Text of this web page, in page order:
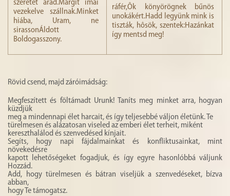
szeretet árad.Margit imái
vezekelve szállnak.Minket
hiába, Uram, ne
sirassonÁldott
Boldogasszony.
ráfér,Ôk könyörögnek bűnös
unokákért.Hadd legyünk mink is
tiszták, hôsök, szentek:Hazánkat
így mentsd meg!
Rövid csend, majd záróimádság:
Megfeszített és föltámadt Urunk! Taníts meg minket arra, hogyan
küzdjük
meg a mindennapi élet harcait, és így teljesebbé váljon életünk. Te
türelmesen és alázatosan viseled az emberi élet terheit, miként
kereszthalálod és szenvedésed kínjait.
Segíts, hogy napi fájdalmainkat és konfliktusainkat, mint
növekedésre
kapott lehetőségeket fogadjuk, és így egyre hasonlóbbá váljunk
Hozzád.
Add, hogy türelmesen és bátran viseljük a szenvedéseket, bízva
abban,
hogy Te támogatsz.